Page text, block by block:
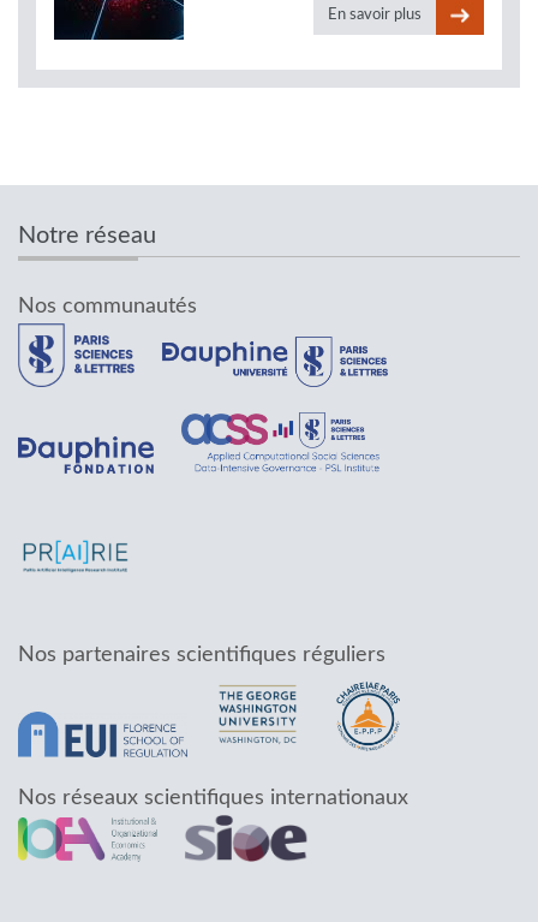
En savoir plus
Notre réseau
Nos communautés
Nos partenaires scientifiques réguliers
Nos réseaux scientifiques internationaux